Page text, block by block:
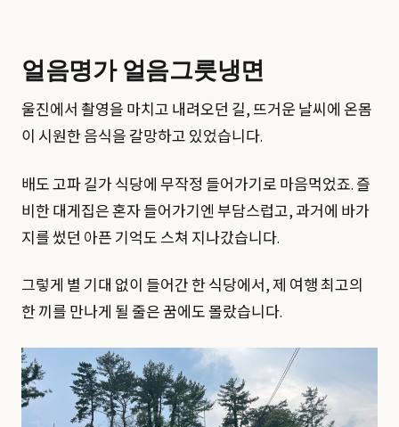
얼음명가 얼음그릇냉면
울진에서 촬영을 마치고 내려오던 길, 뜨거운 날씨에 온몸
이 시원한 음식을 갈망하고 있었습니다.
배도 고파 길가 식당에 무작정 들어가기로 마음먹었죠. 즐
비한 대게집은 혼자 들어가기엔 부담스럽고, 과거에 바가
지를 썼던 아픈 기억도 스쳐 지나갔습니다.
그렇게 별 기대 없이 들어간 한 식당에서, 제 여행 최고의
한 끼를 만나게 될 줄은 꿈에도 몰랐습니다.